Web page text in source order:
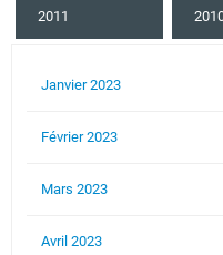
2011
Janvier 2023
Février 2023
Mars 2023
Avril 2023